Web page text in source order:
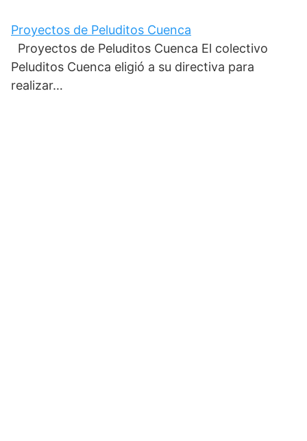
Proyectos de Peluditos Cuenca
Proyectos de Peluditos Cuenca El colectivo
Peluditos Cuenca eligió a su directiva para
realizar…